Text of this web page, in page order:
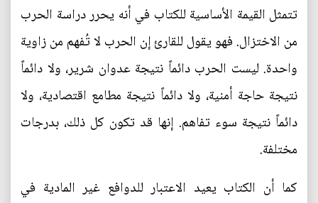
تتمثل القيمة الأساسية للكتاب في أنه يحرر دراسة الحرب
من الاختزال. فهو يقول للقارئ إن الحرب لا تُفهم من زاوية
واحدة. ليست الحرب دائماً نتيجة عدوان شرير، ولا دائماً
نتيجة حاجة أمنية، ولا دائماً نتيجة مطامع اقتصادية، ولا
دائماً نتيجة سوء تفاهم. إنها قد تكون كل ذلك، بدرجات
مختلفة.
كما أن الكتاب يعيد الاعتبار للدوافع غير المادية في